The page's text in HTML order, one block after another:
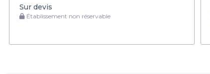
Sur devis
Établissement non réservable